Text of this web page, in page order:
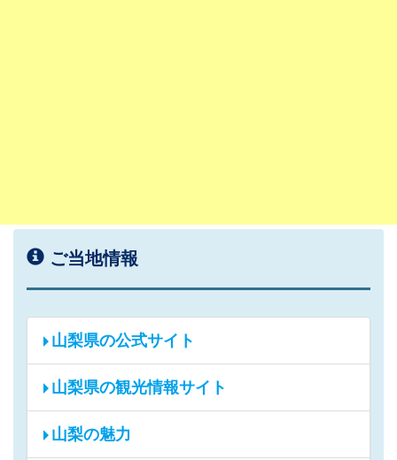
ご当地情報
山梨県の公式サイト
山梨県の観光情報サイト
山梨の魅力